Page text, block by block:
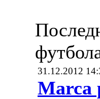
31.12.2012
Marca